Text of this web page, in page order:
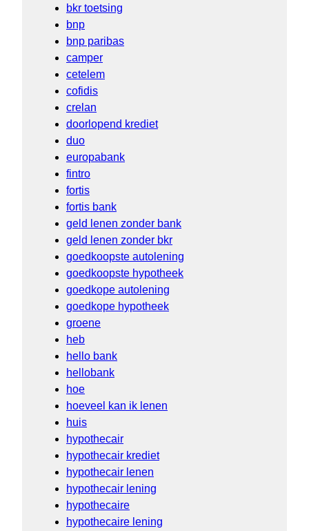
bkr toetsing
bnp
bnp paribas
camper
cetelem
cofidis
crelan
doorlopend krediet
duo
europabank
fintro
fortis
fortis bank
geld lenen zonder bank
geld lenen zonder bkr
goedkoopste autolening
goedkoopste hypotheek
goedkope autolening
goedkope hypotheek
groene
heb
hello bank
hellobank
hoe
hoeveel kan ik lenen
huis
hypothecair
hypothecair krediet
hypothecair lenen
hypothecair lening
hypothecaire
hypothecaire lening